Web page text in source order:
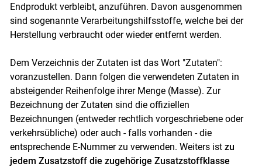
Endprodukt verbleibt, anzuführen. Davon ausgenommen
sind sogenannte Verarbeitungshilfsstoffe, welche bei der
Herstellung verbraucht oder wieder entfernt werden.
Dem Verzeichnis der Zutaten ist das Wort "Zutaten":
voranzustellen. Dann folgen die verwendeten Zutaten in
absteigender Reihenfolge ihrer Menge (Masse). Zur
Bezeichnung der Zutaten sind die offiziellen
Bezeichnungen (entweder rechtlich vorgeschriebene oder
verkehrsübliche) oder auch - falls vorhanden - die
entsprechende E-Nummer zu verwenden. Weiters ist zu
jedem Zusatzstoff die zugehörige Zusatzstoffklasse